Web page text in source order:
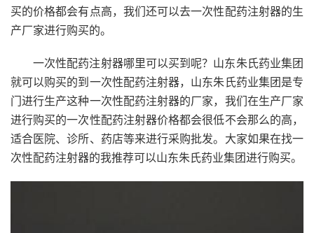
买的价格都会有点高，我们还可以去一次性配药注射器的生
产厂家进行购买的。
一次性配药注射器哪里可以买到呢？山东朱氏药业集团
就可以购买的到一次性配药注射器，山东朱氏药业集团是专
门进行生产这种一次性配药注射器的厂家，我们在生产厂家
进行购买的一次性配药注射器价格都会很低不会那么的高，
适合医院、诊所、药店等来进行采购批发。大家如果在找一
次性配药注射器的我推荐可以山东朱氏药业集团进行购买。